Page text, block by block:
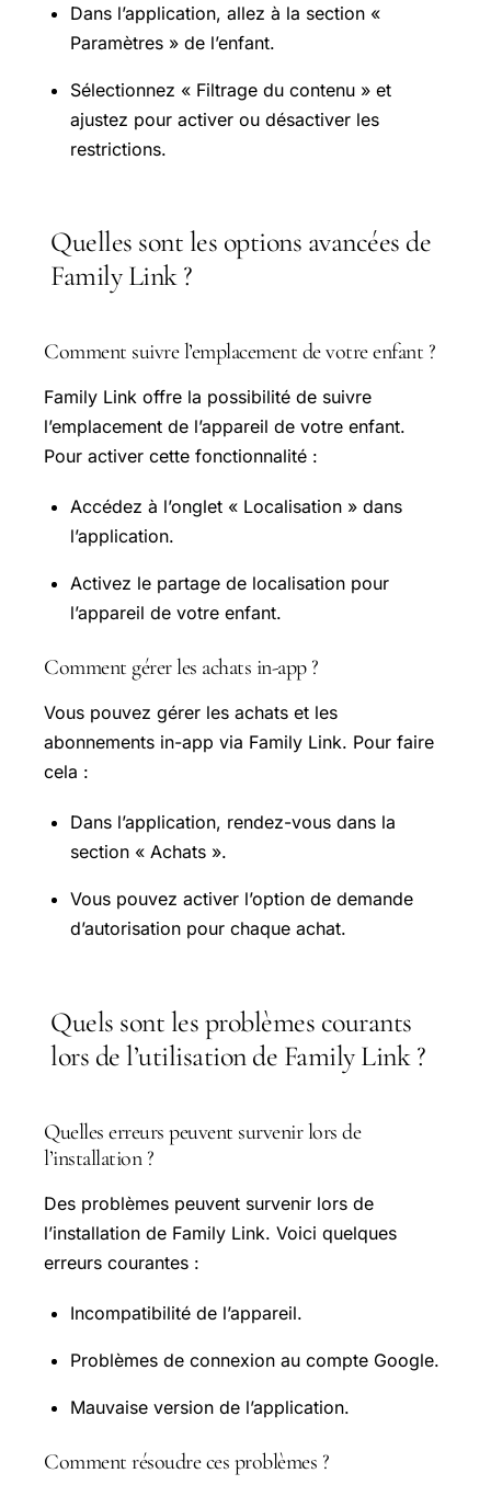
Dans l’application, allez à la section «
Paramètres » de l’enfant.
Sélectionnez « Filtrage du contenu » et
ajustez pour activer ou désactiver les
restrictions.
Quelles sont les options avancées de
Family Link ?
Comment suivre l’emplacement de votre enfant ?
Family Link offre la possibilité de suivre
l’emplacement de l’appareil de votre enfant.
Pour activer cette fonctionnalité :
Accédez à l’onglet « Localisation » dans
l’application.
Activez le partage de localisation pour
l’appareil de votre enfant.
Comment gérer les achats in-app ?
Vous pouvez gérer les achats et les
abonnements in-app via Family Link. Pour faire
cela :
Dans l’application, rendez-vous dans la
section « Achats ».
Vous pouvez activer l’option de demande
d’autorisation pour chaque achat.
Quels sont les problèmes courants
lors de l’utilisation de Family Link ?
Quelles erreurs peuvent survenir lors de
l’installation ?
Des problèmes peuvent survenir lors de
l’installation de Family Link. Voici quelques
erreurs courantes :
Incompatibilité de l’appareil.
Problèmes de connexion au compte Google.
Mauvaise version de l’application.
Comment résoudre ces problèmes ?